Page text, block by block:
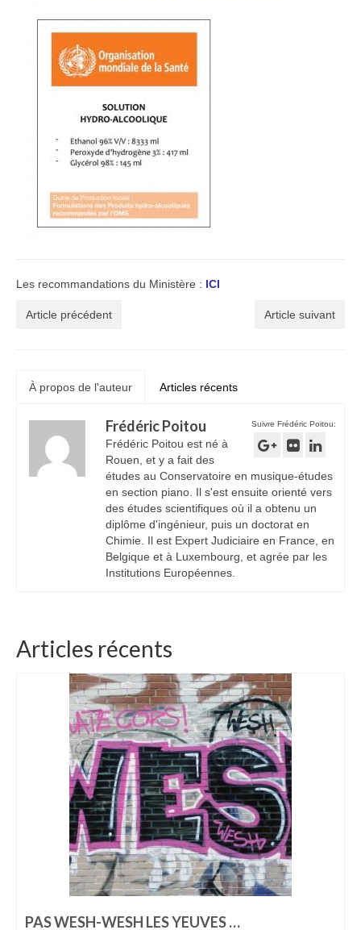
Les recommandations du Ministère : ICI
Article précédent Article suivant
À propos de l'auteur Articles récents
Suivre Frédéric Poitou:
Frédéric Poitou
Frédéric Poitou est né à
Rouen, et y a fait des
études au Conservatoire en musique-études
en section piano. Il s'est ensuite orienté vers
des études scientifiques où il a obtenu un
diplôme d'ingénieur, puis un doctorat en
Chimie. Il est Expert Judiciaire en France, en
Belgique et à Luxembourg, et agrée par les
Institutions Européennes.
Articles récents
PAS WESH-WESH LES YEUVES …